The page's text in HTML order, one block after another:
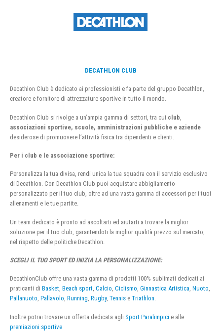
DECATHLON CLUB
Decathlon Club è dedicato ai professionisti e fa parte del gruppo Decathlon,
creatore e fornitore di attrezzature sportive in tutto il mondo.
Decathlon Club si rivolge a un’ampia gamma di settori, tra cui club
associazioni sportive, scuole, amministrazioni pubbliche e aziende
desiderose di promuovere l’attività fisica tra dipendenti e clienti.
Per i club e le associazione sportive:
Personalizza la tua divisa, rendi unica la tua squadra con il servizio esclusivo
di Decathlon. Con Decathlon Club puoi acquistare abbigliamento
personalizzato per il tuo club, oltre ad una vasta gamma di accessori per i tuoi
allenamenti e le tue partite.
Un team dedicato è pronto ad ascoltarti ed aiutarti a trovare la miglior
soluzione per il tuo club, garantendoti la miglior qualità prezzo sul mercato,
nel rispetto delle politiche Decathlon.
SCEGLI IL TUO SPORT ED INIZIA LA PERSONALIZZAZIONE:
DecathlonClub offre una vasta gamma di prodotti 100% sublimati dedicati ai
praticanti di Basket, Beach sport, Calcio, Ciclismo, Ginnastica Artistica, Nuoto,
Pallanuoto, Pallavolo, Running, Rugby, Tennis e Triathlon.
Inoltre potrai trovare un offerta dedicata agli Sport Paralimpici e alle
premiazioni sportive